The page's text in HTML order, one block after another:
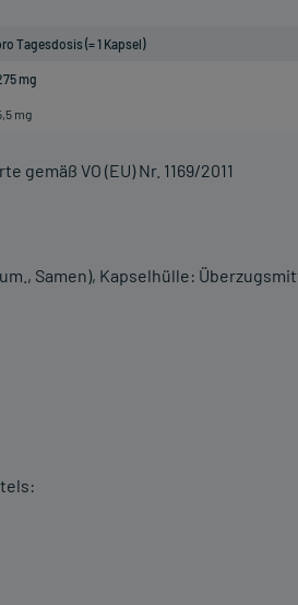
Tagesdosis (= 1 Kapsel)
mg
mg
gemäß VO (EU) Nr. 1169/2011
Samen), Kapselhülle: